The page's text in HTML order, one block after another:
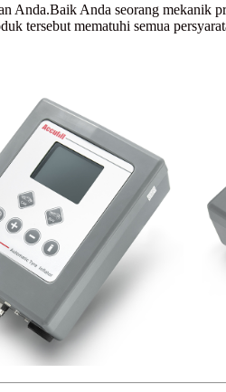
Anda.Baik Anda seorang mekanik
tersebut mematuhi semua